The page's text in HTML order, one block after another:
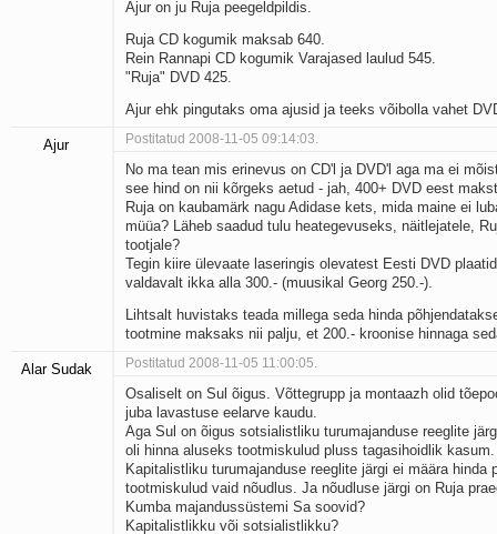
Ajur on ju Ruja peegeldpildis.
Ruja CD kogumik maksab 640.
Rein Rannapi CD kogumik Varajased laulud 545.
"Ruja" DVD 425.
Ajur ehk pingutaks oma ajusid ja teeks võibolla vahet
Ajur Postitatud 2008-11-05 09:14:03.
No ma tean mis erinevus on CD'l ja DVD'l aga ma ei
see hind on nii kõrgeks aetud - jah, 400+ DVD eest
Ruja on kaubamärk nagu Adidase kets, mida maine ei
müüa? Läheb saadud tulu heategevuseks, näitlejatele,
tootjale?
Tegin kiire ülevaate laseringis olevatest Eesti DVD
valdavalt ikka alla 300.- (muusikal Georg 250.-).
Lihtsalt huvistaks teada millega seda hinda
tootmine maksaks nii palju, et 200.- kroonise hinnaga
Alar Sudak Postitatud 2008-11-05 11:00:05.
Osaliselt on Sul õigus. Võttegrupp ja montaazh olid
juba lavastuse eelarve kaudu.
Aga Sul on õigus sotsialistliku turumajanduse reeglite
oli hinna aluseks tootmiskulud pluss tagasihoidlik kasum.
Kapitalistliku turumajanduse reeglite järgi ei määra hinda
tootmiskulud vaid nõudlus. Ja nõudluse järgi on Ruja
Kumba majandussüstemi Sa soovid?
Kapitalistlikku või sotsialistlikku?